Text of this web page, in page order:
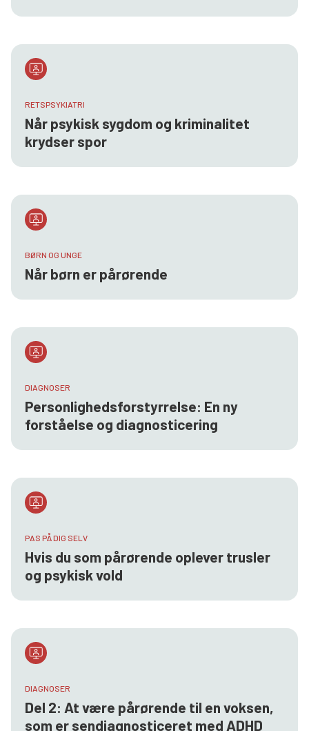
RETSPSYKIATRI
Når psykisk sygdom og kriminalitet
krydser spor
BØRN OG UNGE
Når børn er pårørende
DIAGNOSER
Personlighedsforstyrrelse: En ny
forståelse og diagnosticering
PAS PÅ DIG SELV
Hvis du som pårørende oplever trusler
og psykisk vold
DIAGNOSER
Del 2: At være pårørende til en voksen,
som er sendiagnosticeret med ADHD